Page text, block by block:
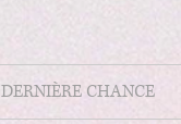
DERNIÈRE CHANCE